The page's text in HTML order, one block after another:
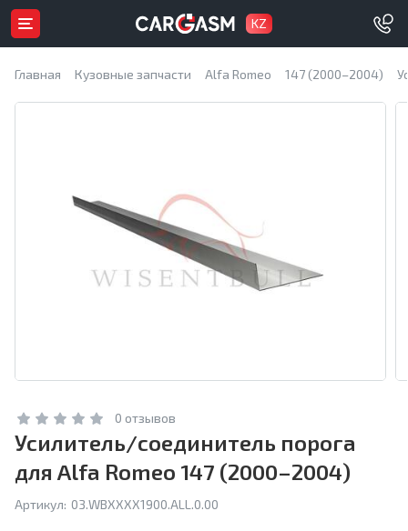
KZ
Главная Кузовные запчасти Alfa Romeo 147 (2000–2004)
0 отзывов
Усилитель/соединитель порога
для Alfa Romeo 147 (2000–2004)
Артикул: 03.WBXXXX1900.ALL.0.00